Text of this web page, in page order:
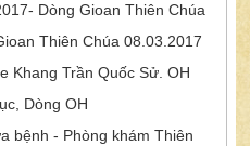
Dòng Gioan Thiên Chúa
Thiên Chúa 08.03.2017
Khang Trần Quốc Sử. OH
Dòng OH
bệnh - Phòng khám Thiên